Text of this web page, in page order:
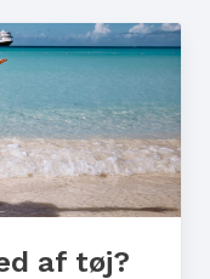
af tøj?